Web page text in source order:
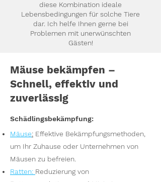
diese Kombination ideale
Lebensbedingungen für solche Tiere
dar. Ich helfe Ihnen gerne bei
Problemen mit unerwünschten
Gästen!
Mäuse bekämpfen –
Schnell, effektiv und
zuverlässig
Schädlingsbekämpfung:
Mäuse: Effektive Bekämpfungsmethoden,
um Ihr Zuhause oder Unternehmen von
Mäusen zu befreien.
Ratten: Reduzierung von